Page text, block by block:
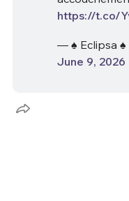
https://t.co/
— ♠️ Eclipsa ♠️
June 9, 2026